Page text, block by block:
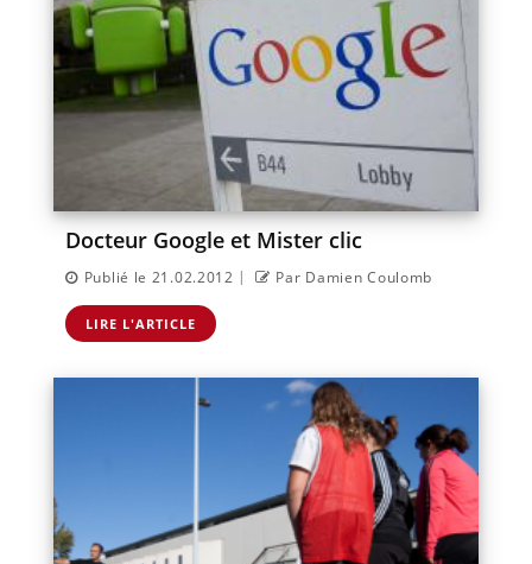
Docteur Google et Mister clic
Publié le 21.02.2012 | Par Damien Coulomb
LIRE L'ARTICLE